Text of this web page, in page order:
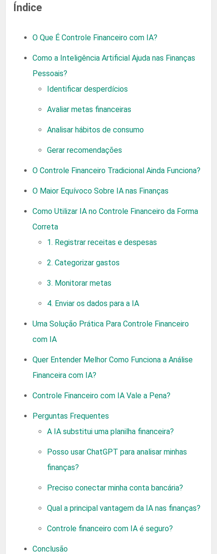
Índice
O Que É Controle Financeiro com IA?
Como a Inteligência Artificial Ajuda nas Finanças
Pessoais?
Identificar desperdícios
Avaliar metas financeiras
Analisar hábitos de consumo
Gerar recomendações
O Controle Financeiro Tradicional Ainda Funciona?
O Maior Equívoco Sobre IA nas Finanças
Como Utilizar IA no Controle Financeiro da Forma
Correta
1. Registrar receitas e despesas
2. Categorizar gastos
3. Monitorar metas
4. Enviar os dados para a IA
Uma Solução Prática Para Controle Financeiro
com IA
Quer Entender Melhor Como Funciona a Análise
Financeira com IA?
Controle Financeiro com IA Vale a Pena?
Perguntas Frequentes
A IA substitui uma planilha financeira?
Posso usar ChatGPT para analisar minhas
finanças?
Preciso conectar minha conta bancária?
Qual a principal vantagem da IA nas finanças?
Controle financeiro com IA é seguro?
Conclusão